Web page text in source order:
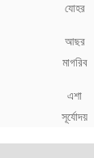
যোহর
আছর
মাগরিব
এশা
সূর্যোদয়